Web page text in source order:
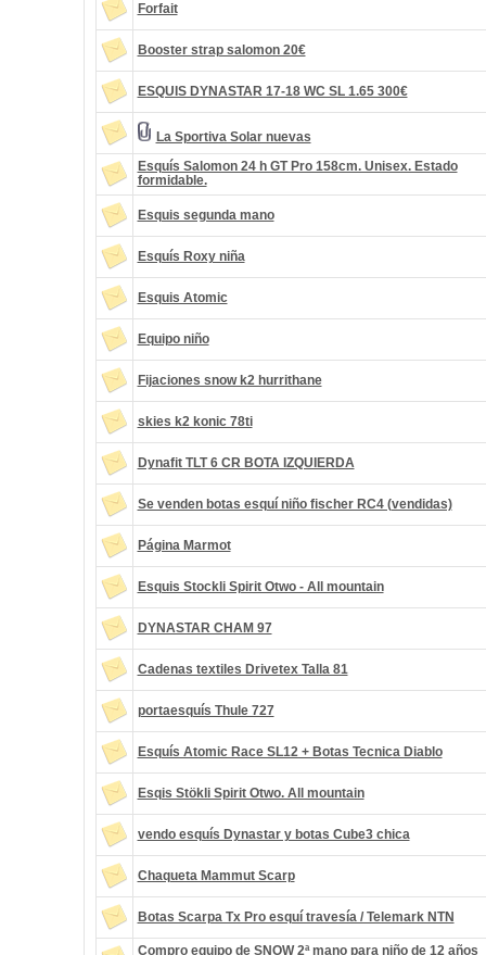
Forfait
Booster strap salomon 20€
ESQUIS DYNASTAR 17-18 WC SL 1.65 300€
La Sportiva Solar nuevas
Esquís Salomon 24 h GT Pro 158cm. Unisex. Estado
formidable.
Esquis segunda mano
Esquís Roxy niña
Esquis Atomic
Equipo niño
Fijaciones snow k2 hurrithane
skies k2 konic 78ti
Dynafit TLT 6 CR BOTA IZQUIERDA
Se venden botas esquí niño fischer RC4 (vendidas)
Página Marmot
Esquis Stockli Spirit Otwo - All mountain
DYNASTAR CHAM 97
Cadenas textiles Drivetex Talla 81
portaesquís Thule 727
Esquís Atomic Race SL12 + Botas Tecnica Diablo
Esqis Stökli Spirit Otwo. All mountain
vendo esquís Dynastar y botas Cube3 chica
Chaqueta Mammut Scarp
Botas Scarpa Tx Pro esquí travesía / Telemark NTN
Compro equipo de SNOW 2ª mano para niño de 12 años